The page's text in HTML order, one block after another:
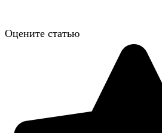
Оцените статью